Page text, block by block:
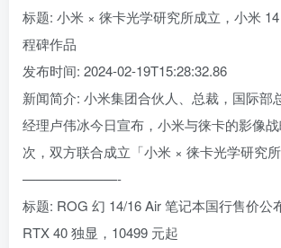
标题: 小米 × 徕卡光学研究所成立，小米
程碑作品
发布时间: 2024-02-19T15:28:32.86
新闻简介: 小米集团合伙人、总裁，国际部
经理卢伟冰今日宣布，小米与徕卡的影像
次，双方联合成立「小米 × 徕卡光学研究所
———————-
标题: ROG 幻 14/16 Air 笔记本国行售价公
RTX 40 独显，10499 元起